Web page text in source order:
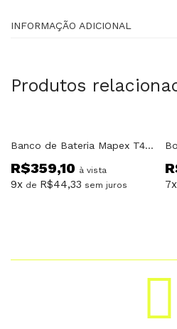
INFORMAÇÃO ADICIONAL
Produtos
Banco de Bateria Mapex T400
R$359,10 à vista
9x de R$44,33 sem juros 7x